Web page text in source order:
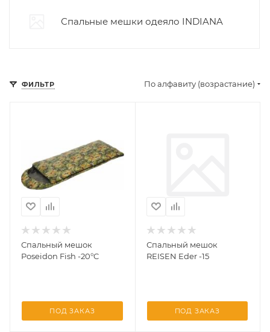
Спальные мешки одеяло INDIANA
ФИЛЬТР По алфавиту (возрастание)
Спальный мешок
Poseidon Fish -20°C
ПОД ЗАКАЗ
Спальный мешок
REISEN Eder -15
ПОД ЗАКАЗ